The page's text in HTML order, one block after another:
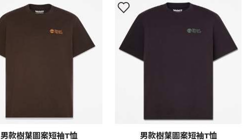
男款樹葉圖案短袖T恤 男款樹葉圖案短袖T恤